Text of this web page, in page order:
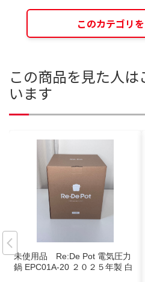
このカテゴリ
この商品を見た人
います
未使用品 Re:De Pot 電気圧力
鍋 EPC01A-20 ２０２５年製 白